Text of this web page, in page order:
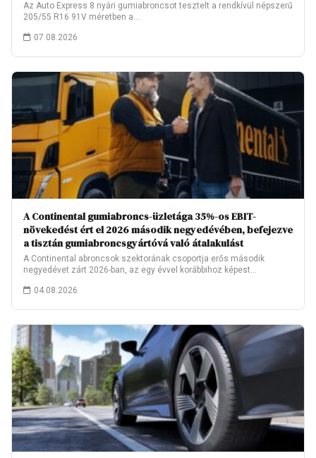
Az Auto Express 8 nyári gumiabroncsot tesztelt a rendkívül népszerű
205/55 R16 91V méretben a…
07.08.2026
A Continental gumiabroncs-üzletága 35%-os EBIT-
növekedést ért el 2026 második negyedévében, befejezve
a tisztán gumiabroncsgyártóvá való átalakulást
A Continental abroncsok szektorának csoportja erős második
negyedévet zárt 2026-ban, az egy évvel korábbihoz képest…
04.08.2026